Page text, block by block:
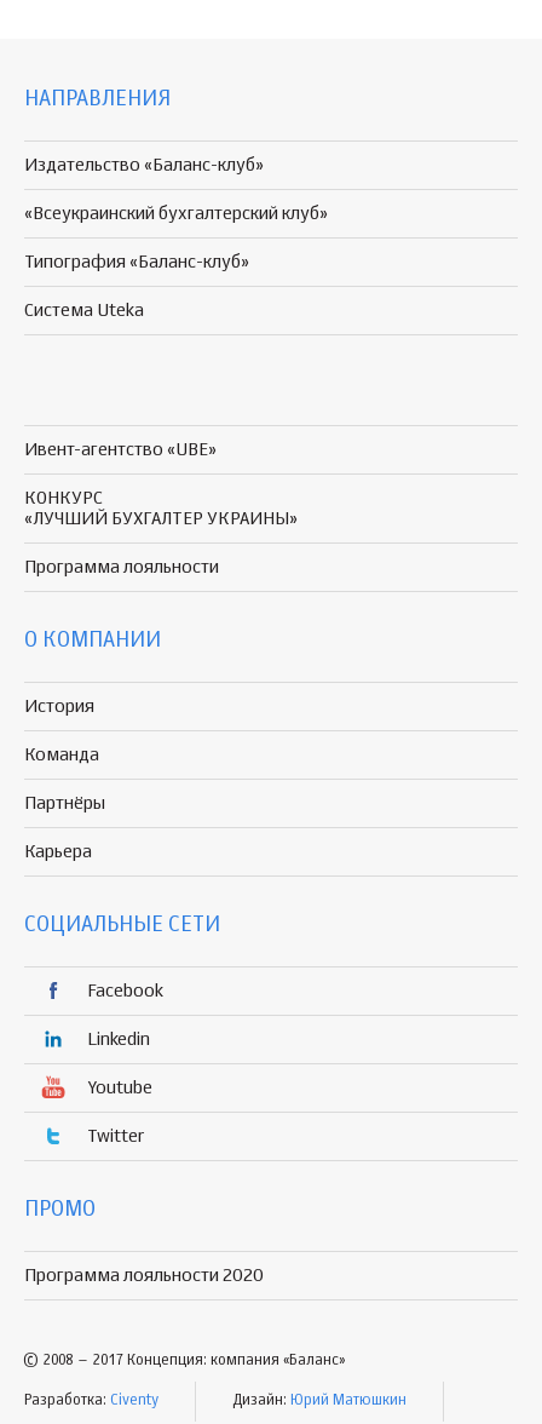
НАПРАВЛЕНИЯ
Издательство «Баланс-клуб»
«Всеукраинский бухгалтерский клуб»
Типография «Баланс-клуб»
Система Uteka
Ивент-агентство «UBE»
КОНКУРС
«ЛУЧШИЙ БУХГАЛТЕР УКРАИНЫ»
Программа лояльности
О КОМПАНИИ
История
Команда
Партнёры
Карьера
СОЦИАЛЬНЫЕ СЕТИ
Facebook
Linkedin
Youtube
Twitter
ПРОМО
Программа лояльности 2020
© 2008 – 2017 Концепция: компания «Баланс»
Разработка: Civenty Дизайн: Юрий Матюшкин